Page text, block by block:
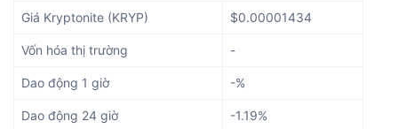
Giá Kryptonite (KRYP) $0.00001434
Vốn hóa thị trường -
Dao động 1 giờ -%
Dao động 24 giờ -1.19%